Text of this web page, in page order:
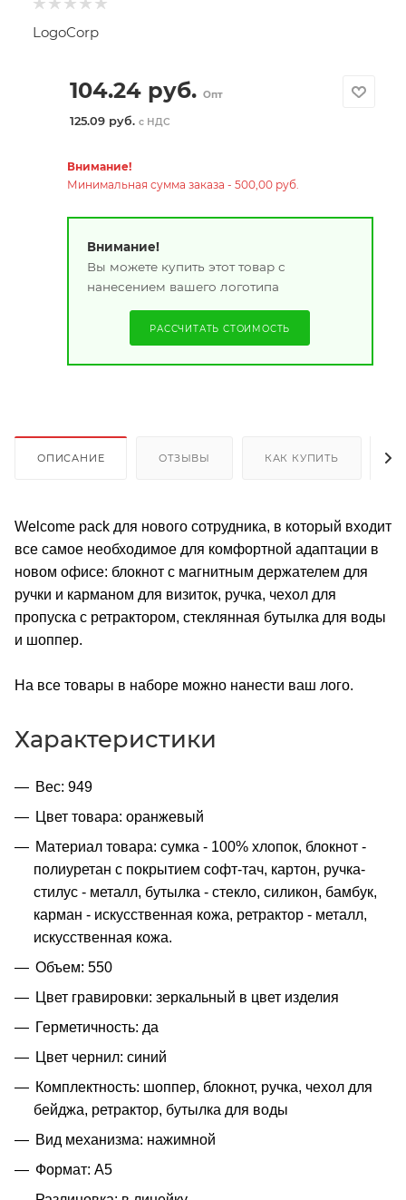
LogoCorp
104.24руб. Опт
125.09 руб. с НДС
Внимание!
Минимальная сумма заказа - 500,00 руб.
Внимание!
Вы можете купить этот товар с
нанесением вашего логотипа
РАССЧИТАТЬ СТОИМОСТЬ
ОПИСАНИЕ ОТЗЫВЫ КАК КУПИТЬ
Welcome pack для нового сотрудника, в который входит
все самое необходимое для комфортной адаптации в
новом офисе: блокнот с магнитным держателем для
ручки и карманом для визиток, ручка, чехол для
пропуска с ретрактором, стеклянная бутылка для воды
и шоппер.
На все товары в наборе можно нанести ваш лого.
Характеристики
Вес: 949
Цвет товара: оранжевый
Материал товара: сумка - 100% хлопок, блокнот -
полиуретан с покрытием софт-тач, картон, ручка-
стилус - металл, бутылка - стекло, силикон, бамбук,
карман - искусственная кожа, ретрактор - металл,
искусственная кожа.
Объем: 550
Цвет гравировки: зеркальный в цвет изделия
Герметичность: да
Цвет чернил: синий
Комплектность: шоппер, блокнот, ручка, чехол для
бейджа, ретрактор, бутылка для воды
Вид механизма: нажимной
Формат: A5